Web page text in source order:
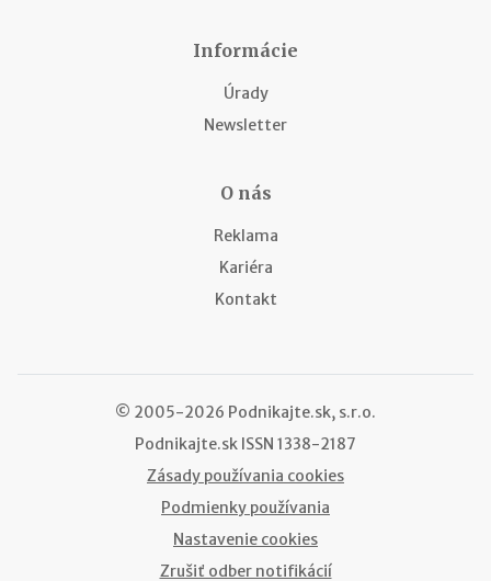
Informácie
Úrady
Newsletter
O nás
Reklama
Kariéra
Kontakt
© 2005-2026 Podnikajte.sk, s.r.o.
Podnikajte.sk ISSN 1338-2187
Zásady používania cookies
Podmienky používania
Nastavenie cookies
Zrušiť odber notifikácií